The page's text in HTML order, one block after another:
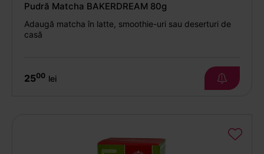
Pudră Matcha BAKERDREAM 80g
Adaugă matcha în latte, smoothie-uri sau deserturi de
casă
2500 lei